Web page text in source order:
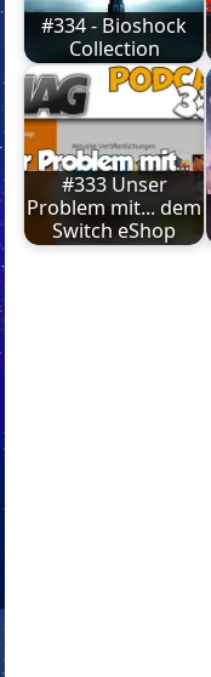
#334 - Bioshock
Collection
#333 Unser
Problem mit... dem
Switch eShop